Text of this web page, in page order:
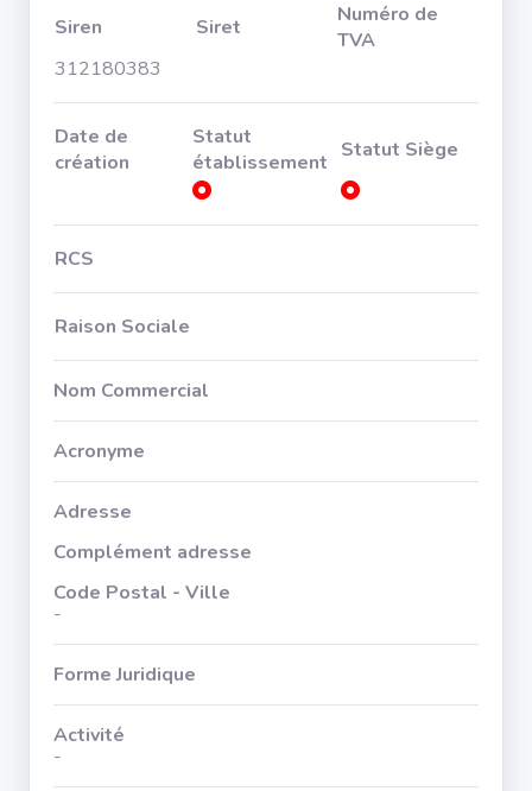
Siren Siret
Numéro de
TVA
312180383
Date de
création
Statut
établissement Statut Siège
RCS
Raison Sociale
Nom Commercial
Acronyme
Adresse
Complément adresse
Code Postal - Ville
-
Forme Juridique
Activité
-